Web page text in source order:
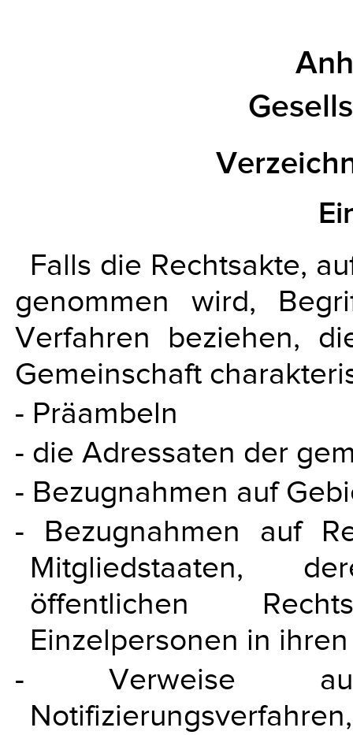
Falls die Rechtsakte,
genommen wird,
Verfahren beziehen,
Gemeinschaft
- Präambeln
- die Adressaten der
- Bezugnahmen auf
- Bezugnahmen auf
Mitgliedstaaten,
öffentlichen
Einzelpersonen in
- Verweise
Notifizierungsverfahren,